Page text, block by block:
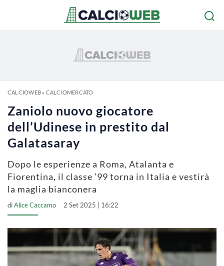
CALCIOWEB» CALCIOMERCATO
Zaniolo nuovo giocatore
dell’Udinese in prestito dal
Galatasaray
Dopo le esperienze a Roma, Atalanta e
Fiorentina, il classe ’99 torna in Italia e vestirà
la maglia bianconera
diAlice Caccamo 2 Set 2025 | 16:22